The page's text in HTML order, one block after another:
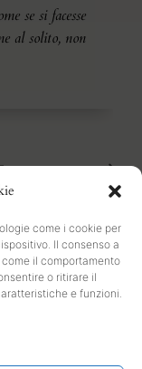
come i cookie per
Il consenso a
il comportamento
o ritirare il
e funzioni.
se si facesse
al solito, non